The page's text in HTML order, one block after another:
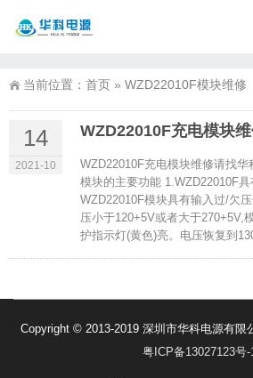
当前位置： 首页 » WZD22010F模块维修
14
2021-10
WZD22010F充电模块
WZD22010F充电模块维修请找
模块的主要功能 1.WZD22010F具
WZD22010F模块具有输入过/欠
压小于120+5V或者大于270+5V,
护指示灯(黄色)亮。电压恢复到
Copyright © 2013-2019 深圳市华科电源有限
粤ICP备13027123号-